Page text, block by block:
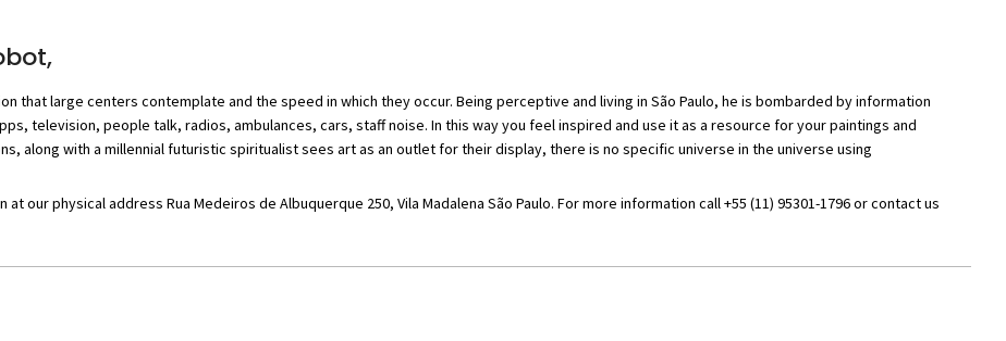
that large centers contemplate and the speed in which they occur. Being perceptive and living in São Paulo, he is bombarded by information
television, people talk, radios, ambulances, cars, staff noise. In this way you feel inspired and use it as a resource for your paintings and
along with a millennial futuristic spiritualist sees art as an outlet for their display, there is no specific universe in the universe using
our physical address Rua Medeiros de Albuquerque 250, Vila Madalena São Paulo. For more information call +55 (11) 95301-1796 or contact us